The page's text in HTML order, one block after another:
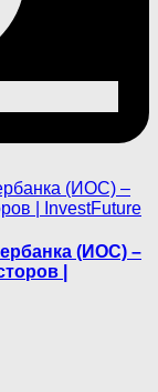
(ИОС) –
|